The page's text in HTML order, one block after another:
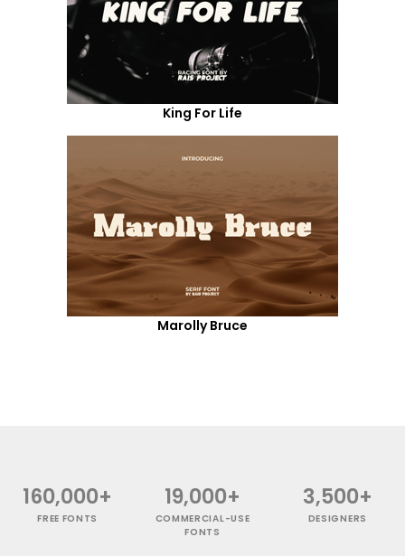
King For Life
Marolly Bruce
160,000+
FREE FONTS
19,000+
COMMERCIAL-USE
FONTS
3,500+
DESIGNERS